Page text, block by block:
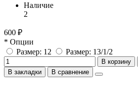
Наличие
2
600 ₽
* Опции
Размер: 12
Размер: 13/1/2
В корзину
В закладки
В сравнение